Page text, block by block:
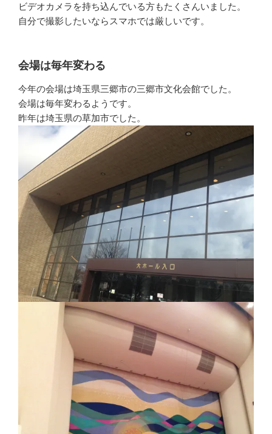
ビデオカメラを持ち込んでいる方もたくさんいました。
自分で撮影したいならスマホでは厳しいです。
会場は毎年変わる
今年の会場は埼玉県三郷市の三郷市文化会館でした。
会場は毎年変わるようです。
昨年は埼玉県の草加市でした。